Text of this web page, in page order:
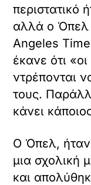
περιστατικό
αλλά ο Όπελ
Angeles
έκανε ότι
ντρέπονται
τους.
κάνει
Ο Όπελ, ήταν
μια σχολική
και